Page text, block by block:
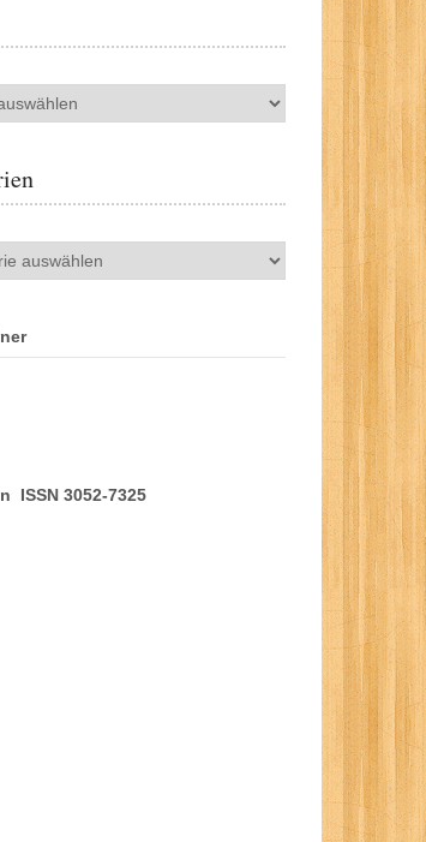
ISSN 3052-7325